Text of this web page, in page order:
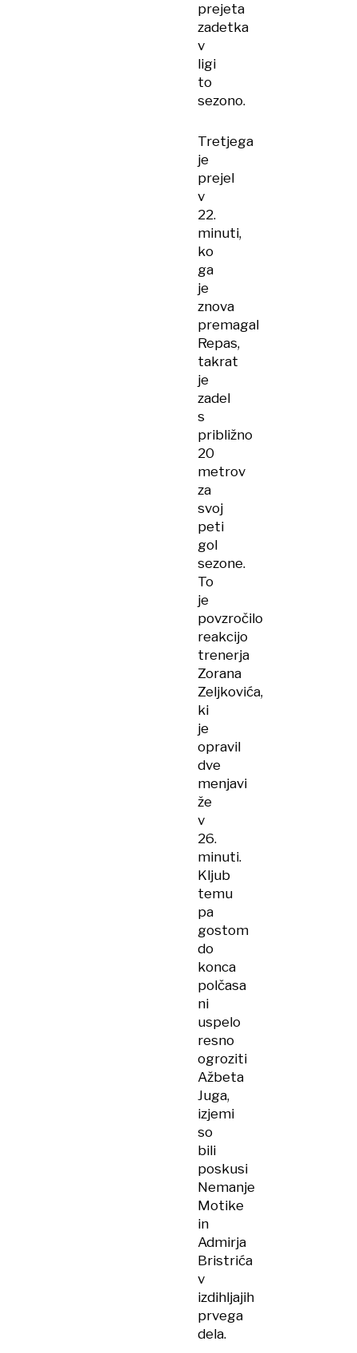
prejeta
zadetka
v
ligi
to
sezono.
Tretjega
je
prejel
v
22.
minuti,
ko
ga
je
znova
premagal
Repas,
takrat
je
zadel
s
približno
20
metrov
za
svoj
peti
gol
sezone.
To
je
povzročilo
reakcijo
trenerja
Zorana
Zeljkovića,
ki
je
opravil
dve
menjavi
že
v
26.
minuti.
Kljub
temu
pa
gostom
do
konca
polčasa
ni
uspelo
resno
ogroziti
Ažbeta
Juga,
izjemi
so
bili
poskusi
Nemanje
Motike
in
Admirja
Bristrića
v
izdihljajih
prvega
dela.